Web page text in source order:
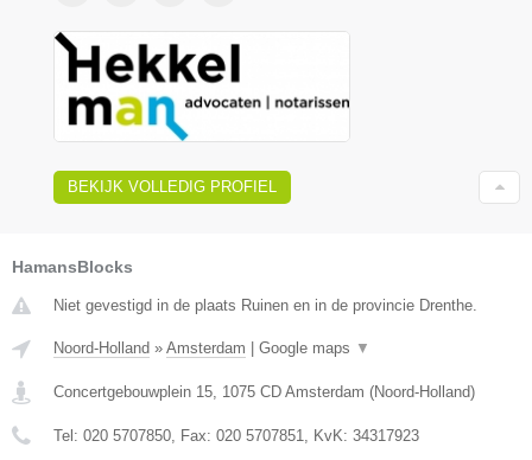
BEKIJK VOLLEDIG PROFIEL
HamansBlocks
Niet gevestigd in de plaats Ruinen en in de provincie Drenthe.
Noord-Holland » Amsterdam Google maps ▼
Concertgebouwplein 15, 1075 CD Amsterdam (Noord-Holland)
Tel: 020 5707850, Fax: 020 5707851, KvK: 34317923